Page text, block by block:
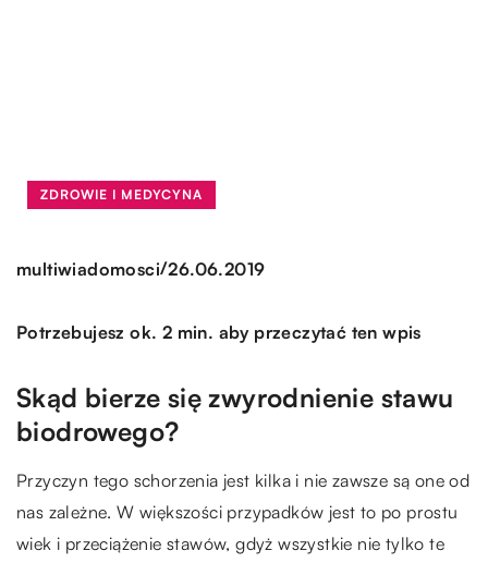
ZDROWIE I MEDYCYNA
multiwiadomosci/26.06.2019
Potrzebujesz ok. 2 min. aby przeczytać ten wpis
Skąd bierze się zwyrodnienie stawu
biodrowego?
Przyczyn tego schorzenia jest kilka i nie zawsze są one od
nas zależne. W większości przypadków jest to po prostu
wiek i przeciążenie stawów, gdyż wszystkie nie tylko te